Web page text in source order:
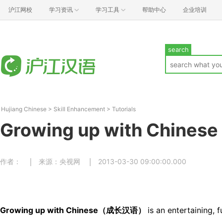
沪江网校 学习资讯 学习工具 帮助中心 企业培训
search
Hujiang Chinese > Skill Enhancement > Tutorials
Growing up with
作者： 来源：央视网 2013-03-30 09:00:00.000
Growing up with Chinese（成长汉语） is an entertaining,